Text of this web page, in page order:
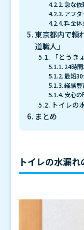
急な依
アフタ
料金体
東京都内で頼
道職人」
「とうき
24時
最短
経験豊
安心
トイレの
まとめ
トイレの水漏